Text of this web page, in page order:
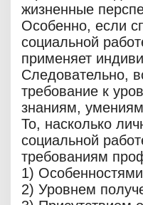
жизненные
Особенно, если
социальной
применяет
Следовательно,
требование к
знаниям, умениям
То, насколько
социальной
требованиям
1)
2) Уровнем